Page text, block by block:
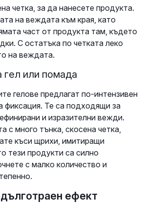
четка, за да нанесете продукта.
на веждата към края, като
част от продукта там, където
С остатъка по четката леко
на веждата.
или помада
гелове предлагат по-интензивен
фиксация. Те са подходящи за
и изразителни вежди.
с много тънка, скосена четка,
къси щрихи, имитиращи
тези продукти са силно
с малко количество и
ефект